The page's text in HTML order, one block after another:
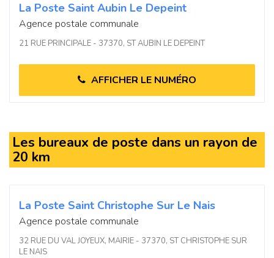
La Poste Saint Aubin Le Depeint
Agence postale communale
21 RUE PRINCIPALE - 37370, ST AUBIN LE DEPEINT
AFFICHER LE NUMÉRO
Les bureaux de poste dans un rayon de
20 km
La Poste Saint Christophe Sur Le Nais
Agence postale communale
32 RUE DU VAL JOYEUX, MAIRIE - 37370, ST CHRISTOPHE SUR
LE NAIS